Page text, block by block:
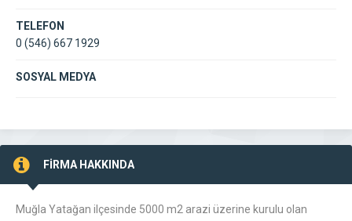
TELEFON
0 (546) 667 1929
SOSYAL MEDYA
FİRMA HAKKINDA
Muğla Yatağan ilçesinde 5000 m2 arazi üzerine kurulu olan